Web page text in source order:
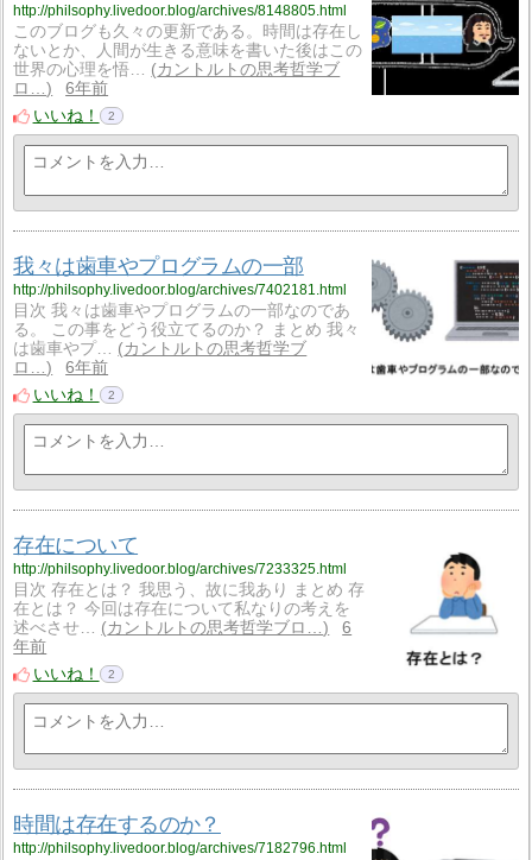
http://philsophy.livedoor.blog/archives/8148805.html
このブログも久々の更新である。時間は存在し
ないとか、人間が生きる意味を書いた後はこの
世界の心理を悟…
カントルトの思考哲学ブ
ロ…
6年前
いいね！
2
我々は歯車やプログラムの一部
http://philsophy.livedoor.blog/archives/7402181.html
目次 我々は歯車やプログラムの一部なのであ
る。 この事をどう役立てるのか？ まとめ 我々
は歯車やプ…
カントルトの思考哲学ブ
ロ…
6年前
いいね！
2
存在について
http://philsophy.livedoor.blog/archives/7233325.html
目次 存在とは？ 我思う、故に我あり まとめ 存
在とは？ 今回は存在について私なりの考えを
述べさせ…
カントルトの思考哲学ブロ…
6
年前
いいね！
2
時間は存在するのか？
http://philsophy.livedoor.blog/archives/7182796.html